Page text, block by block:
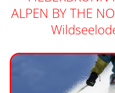
ALPEN BY THE